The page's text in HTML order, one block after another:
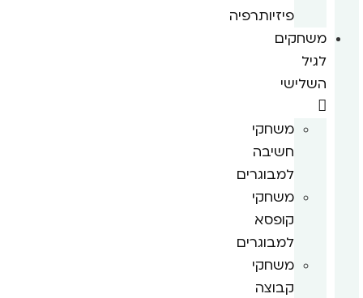
פיזיותרפיה
משחקים
לגיל
השלישי
משחקי
חשיבה
למבוגרים
משחקי
קופסא
למבוגרים
משחקי
קבוצה